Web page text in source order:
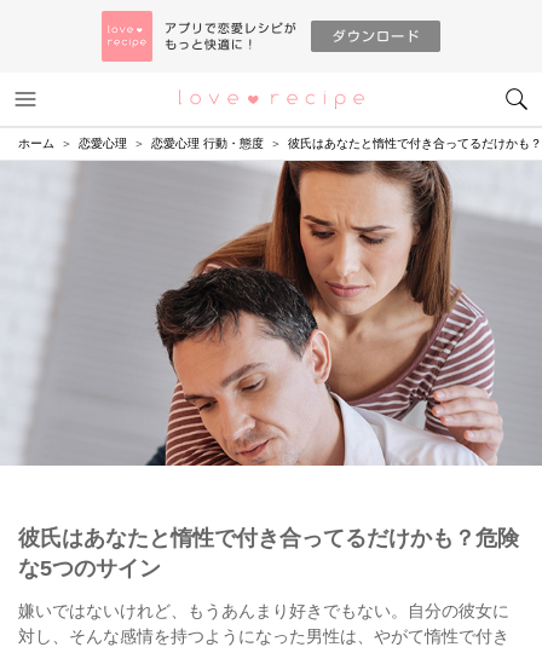
恋愛レシピ
ホーム 恋愛心理 恋愛心理 行動・態度 彼氏はあなたと惰性で付き合ってるだけかも
彼氏はあなたと惰性で付き合ってるだけかも？危険
な5つのサイン
嫌いではないけれど、もうあんまり好きでもない。自分の彼女に
対し、そんな感情を持つようになった男性は、やがて惰性で付き